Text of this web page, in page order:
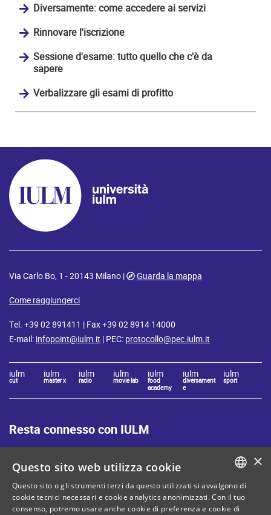
Diversamente: come accedere ai servizi
Rinnovare l'iscrizione
Sessione d'esame: tutto quello che c'è da
sapere
Verbalizzare gli esami di profitto
Via Carlo Bo, 1 - 20143 Milano |
Guarda la mappa
Come raggiungerci
Tel. +39 02 891411 | Fax +39 02 8914 14000
E-mail: infopoint@iulm.it | PEC: protocollo@pec.iulm.it
iulm
cut
iulm
master x
iulm
radio
iulm
movie lab
iulm
food
academy
iulm
diversament
e
iulm
sport
Resta connesso con IULM
Mappa del sito Privacy policy
ITALIAN
×
Questo sito web utilizza cookie
Questo sito o gli strumenti terzi da questo utilizzati si avvalgono di
cookie tecnici necessari e cookie analytics anonimizzati. Con il tuo
consenso, potremo usare anche cookie di preferenza e cookie di